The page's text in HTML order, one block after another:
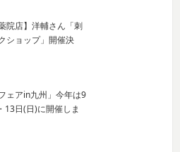
院店】洋輔さん「刺
ショップ」開催決
ェアin九州」今年は9
13日(日)に開催しま